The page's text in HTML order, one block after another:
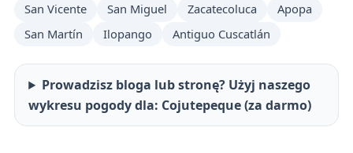
San Vicente San Miguel Zacatecoluca
Apopa
San Martín
Ilopango Antiguo Cuscatlán
Prowadzisz bloga lub stronę? Użyj naszego
wykresu pogody dla: Cojutepeque (za darmo)